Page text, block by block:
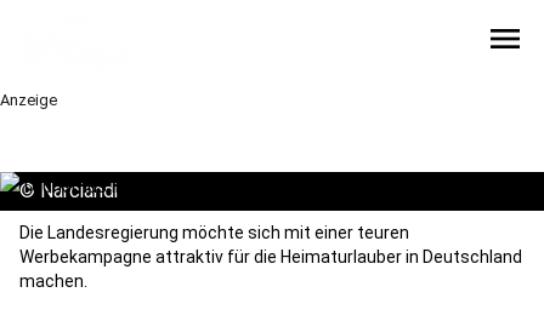
menu
Anzeige
© Narciandi
Die Landesregierung möchte sich mit einer teuren
Werbekampagne attraktiv für die Heimaturlauber in Deutschland
machen.